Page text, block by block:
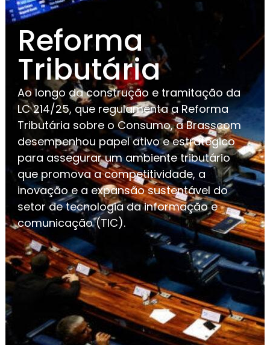
Reforma
Tributária
Ao longo da construção e tramitação da
LC 214/25, que regulamenta a Reforma
Tributária sobre o Consumo, a Brasscom
desempenhou papel ativo e estratégico
para assegurar um ambiente tributário
que promova a competitividade, a
inovação e a expansão sustentável do
setor de tecnologia da informação e
comunicação (TIC).